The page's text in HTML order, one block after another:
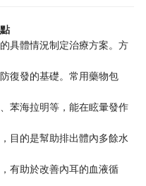
具體情況制定治療方案。方
復發的基礎。常用藥物包
苯海拉明等，能在眩暈發作
目的是幫助排出體內多餘水
有助於改善內耳的血液循